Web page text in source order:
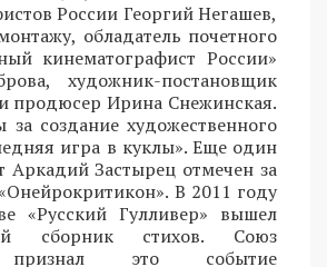
России Георгий Негашев,
обладатель почетного
кинематографист России»
художник-постановщик
продюсер Ирина Снежинская.
создание художественного
игра в куклы». Еще один
Аркадий Застырец отмечен за
В 2011 году
«Русский Гулливер» вышел
сборник стихов. Союз
признал это событие